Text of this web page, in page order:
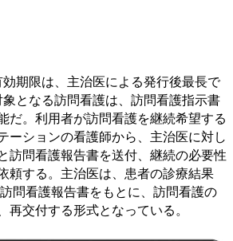
期限は、主治医による発行後最長で
となる訪問看護は、訪問看護指示書
だ。利用者が訪問看護を継続希望する
ーションの看護師から、主治医に対し
訪問看護報告書を送付、継続の必要性
頼する。主治医は、患者の診療結果
問看護報告書をもとに、訪問看護の
再交付する形式となっている。